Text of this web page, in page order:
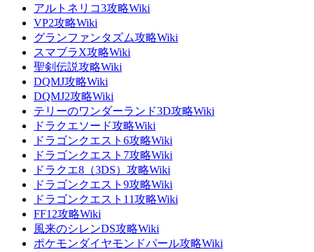
アルトネリコ3攻略Wiki
VP2攻略Wiki
グランファンタズム攻略Wiki
スマブラX攻略Wiki
聖剣伝説攻略Wiki
DQMJ攻略Wiki
DQMJ2攻略Wiki
テリーのワンダーランド3D攻略Wiki
ドラクエソード攻略Wiki
ドラゴンクエスト6攻略Wiki
ドラゴンクエスト7攻略Wiki
ドラクエ8（3DS）攻略Wiki
ドラゴンクエスト9攻略Wiki
ドラゴンクエスト11攻略Wiki
FF12攻略Wiki
風来のシレンDS攻略Wiki
ポケモンダイヤモンドパール攻略Wiki